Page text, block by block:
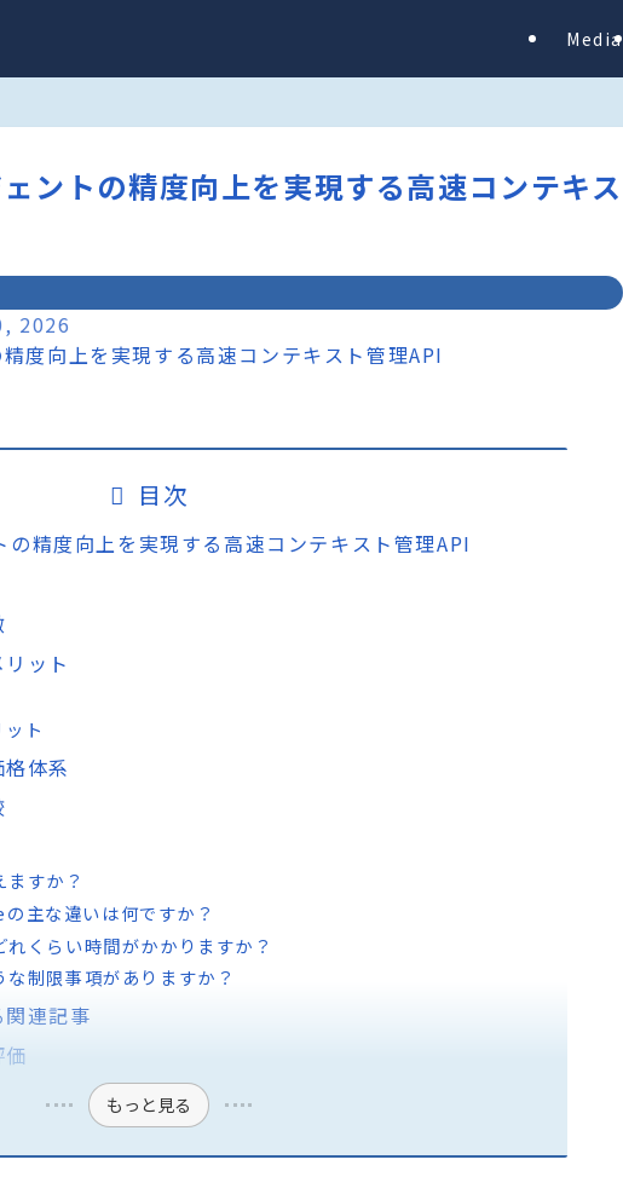
Media
ントの精度向上を実現する高速コンテキス
2026
目次
精度向上を実現する高速コンテキスト管理API
ット
ト
体系
すか？
主な違いは何ですか？
くらい時間がかかりますか？
制限事項がありますか？
連記事
もっと見る